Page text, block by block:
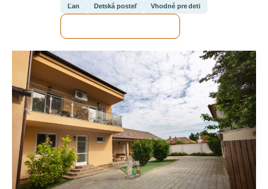
Ľan Detská posteľ Vhodné pre deti